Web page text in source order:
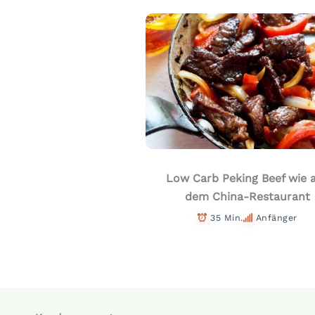
Low Carb Peking Beef wie
dem China-Restaurant
35 Min. Anfänger